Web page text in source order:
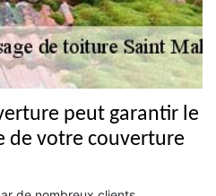
peut garantir le
de votre couverture